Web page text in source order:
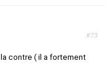
#73
contre ( il a fortement